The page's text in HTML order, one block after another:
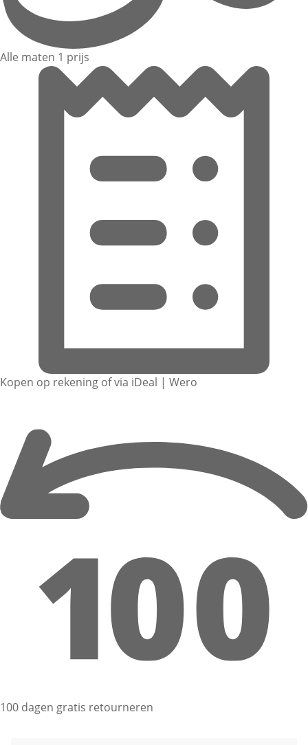
Alle maten 1 prijs
Kopen op rekening of via iDeal | Wero
100 dagen gratis retourneren